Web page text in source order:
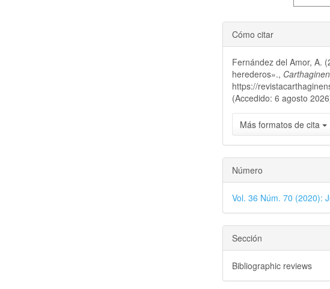
Cómo citar
Fernández del Amor, A.
herederos».,
https://
(Accedido: 6 agosto
Más formatos de cita
Número
Vol. 36 Núm. 70 (2020):
Sección
Bibliographic reviews